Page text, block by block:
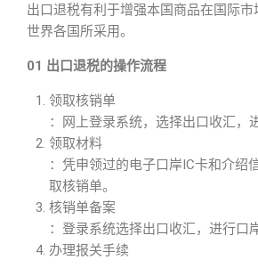
出口退税有利于增强本国商品在国际
世界各国所采用。
01 出口退税的操作流程
领取核销单
：网上登录系统，选择出口收汇，
领取材料
：凭申领过的电子口岸IC卡和介绍
取核销单。
核销单备案
：登录系统选择出口收汇，进行口
办理报关手续